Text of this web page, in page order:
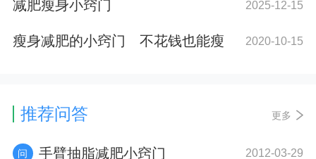
2025-12-15
减肥瘦身小窍门
2020-10-15
瘦身减肥的小窍门 不花钱也能瘦
推荐问答 更多
2012-03-29
手臂抽脂减肥小窍门